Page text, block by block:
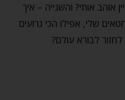
אוהב אותי? והשנייה – איך
שלי, אפילו הכי גרועים
לחזור לבורא עולם?